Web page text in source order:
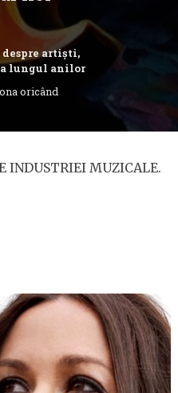
artiști,
a lungul anilor
oricând
INDUSTRIEI MUZICALE.